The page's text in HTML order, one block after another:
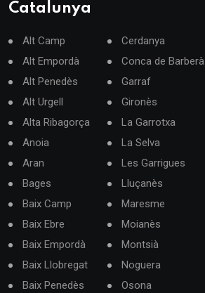
Catalunya
Alt Camp
Alt Empordà
Alt Penedès
Alt Urgell
Alta Ribagorça
Anoia
Aran
Bages
Baix Camp
Baix Ebre
Baix Empordà
Baix Llobregat
Baix Penedès
Cerdanya
Conca de Barberà
Garraf
Gironès
La Garrotxa
La Selva
Les Garrigues
Lluçanès
Maresme
Moianès
Montsià
Noguera
Osona